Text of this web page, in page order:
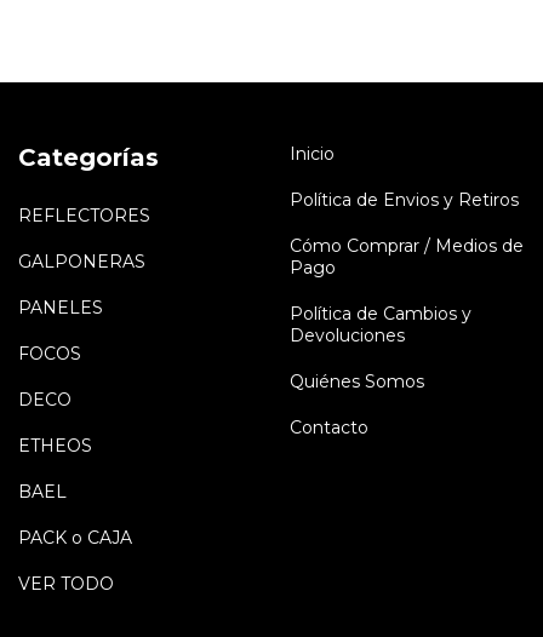
Categorías
REFLECTORES
GALPONERAS
PANELES
FOCOS
DECO
ETHEOS
BAEL
PACK o CAJA
VER TODO
Inicio
Política de Envios y Retiros
Cómo Comprar / Medios de
Pago
Política de Cambios y
Devoluciones
Quiénes Somos
Contacto